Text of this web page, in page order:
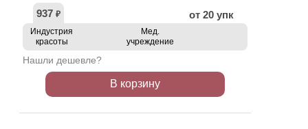
937 ₽ от 20 упк
Индустрия
красоты
Мед.
учреждение
Нашли дешевле?
В корзину